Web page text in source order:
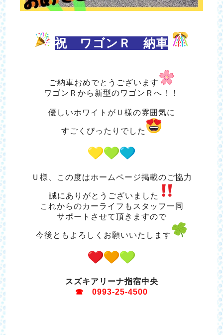
祝 ワゴンＲ 納車
ご納車おめでとうございます
ワゴンＲから新型のワゴンＲへ！！
優しいホワイトがＵ様の雰囲気に
すごくぴったりでした
Ｕ様、この度はホームページ掲載のご協力
誠にありがとうございました
これからのカーライフもスタッフ一同
サポートさせて頂きますので
今後ともよろしくお願いいたします
スズキアリーナ指宿中央
☎ 0993-25-4500